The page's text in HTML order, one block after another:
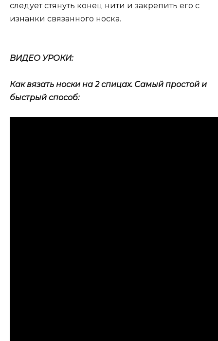
следует стянуть конец нити и закрепить его с
изнанки связанного носка.
ВИДЕО УРОКИ:
Как вязать носки на 2 спицах. Самый простой и
быстрый способ: